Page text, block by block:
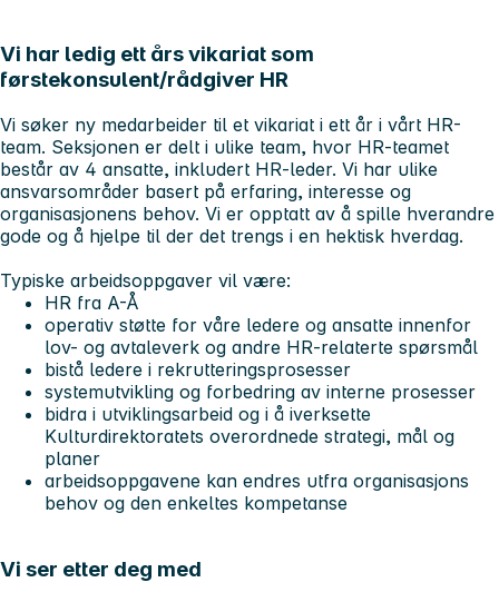
Vi har ledig ett års vikariat som
førstekonsulent/rådgiver HR
Vi søker ny medarbeider til et vikariat i ett år i vårt HR-
team. Seksjonen er delt i ulike team, hvor HR-teamet
består av 4 ansatte, inkludert HR-leder. Vi har ulike
ansvarsområder basert på erfaring, interesse og
organisasjonens behov. Vi er opptatt av å spille hverandre
gode og å hjelpe til der det trengs i en hektisk hverdag.
Typiske arbeidsoppgaver vil være:
HR fra A-Å
operativ støtte for våre ledere og ansatte innenfor
lov- og avtaleverk og andre HR-relaterte spørsmål
bistå ledere i rekrutteringsprosesser
systemutvikling og forbedring av interne prosesser
bidra i utviklingsarbeid og i å iverksette
Kulturdirektoratets overordnede strategi, mål og
planer
arbeidsoppgavene kan endres utfra organisasjons
behov og den enkeltes kompetanse
Vi ser etter deg med